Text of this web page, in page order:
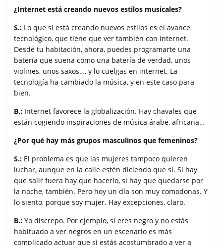
¿Internet está creando nuevos estilos musicales?
S.: Lo que sí está creando nuevos estilos es el avance
tecnológico, que tiene que ver también con internet.
Desde tu habitación, ahora, puedes programarte una
batería que suena como una batería de verdad, unos
violines, unos saxos…, y lo cuelgas en internet. La
tecnología ha cambiado la música, y en este caso para
bien.
B.: Internet favorece la globalización. Hay chavales que
están cogiendo inspiraciones de música árabe, africana…
¿Por qué hay más grupos masculinos que femeninos?
S.: El problema es que las mujeres tampoco quieren
luchar, aunque en la calle estén diciendo que sí. Si hay
que salir fuera hay que hacerlo, si hay que quedarse por
la noche, también. Pero hoy un día son muy comodonas. Y
lo siento, porque soy mujer. Hay excepciones, claro.
B.: Yo discrepo. Por ejemplo, si eres negro y no estás
habituado a ver negros en un escenario es más
complicado actuar que si estás acostumbrado a ver a